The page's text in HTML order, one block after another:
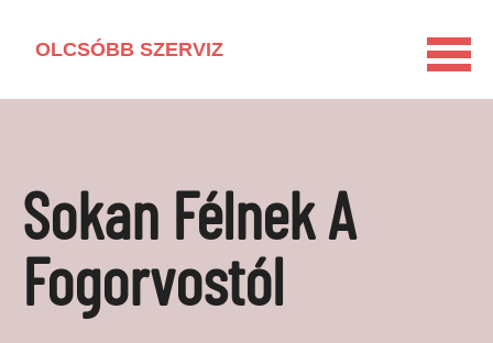
OLCSÓBB SZERVIZ
LAKÁSFELÚJÍTÁS
VEGYSZERMENTES HÁZTARTÁS
BARKÁCSOLÁS
Sokan Félnek A
Fogorvostól